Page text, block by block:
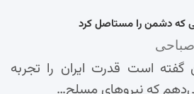
که دشمن را مستاصل کرد
است قدرت ایران را تجربه